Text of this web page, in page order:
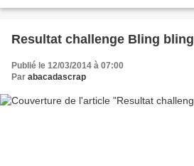
Resultat challenge Bling bling
Publié le 12/03/2014 à 07:00
Par abacadascrap